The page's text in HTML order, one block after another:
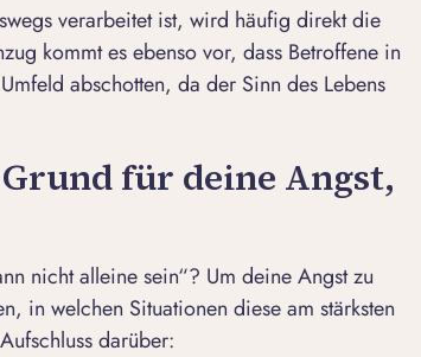
verarbeitet ist, wird häufig direkt die
kommt es ebenso vor, dass Betroffene in
abschotten, da der Sinn des Lebens
für deine Angst,
nicht alleine sein“? Um deine Angst zu
in welchen Situationen diese am stärksten
darüber: